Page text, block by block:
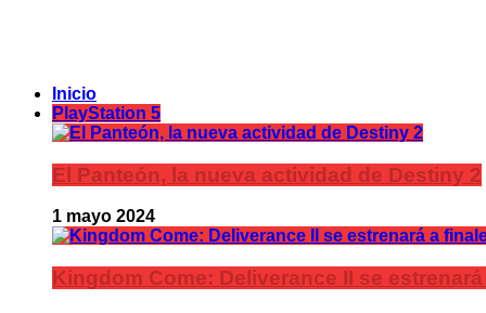
Inicio
PlayStation 5
El Panteón, la nueva actividad de Destiny 2
1 mayo 2024
Kingdom Come: Deliverance II se